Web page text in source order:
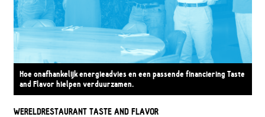
Hoe onafhankelijk energieadvies en een passende financiering Taste
and Flavor hielpen verduurzamen.
WERELDRESTAURANT TASTE AND FLAVOR